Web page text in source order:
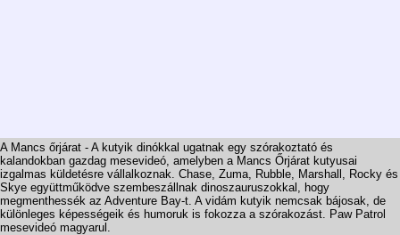
A Mancs őrjárat - A kutyik dinókkal ugatnak egy szórakoztató és
kalandokban gazdag mesevideó, amelyben a Mancs Őrjárat kutyusai
izgalmas küldetésre vállalkoznak. Chase, Zuma, Rubble, Marshall, Rocky és
Skye együttműködve szembeszállnak dinoszauruszokkal, hogy
megmenthessék az Adventure Bay-t. A vidám kutyik nemcsak bájosak, de
különleges képességeik és humoruk is fokozza a szórakozást. Paw Patrol
mesevideó magyarul.